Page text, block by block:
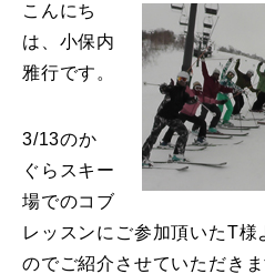
宮城山形
岩手高原
白馬五竜FA
レッスンテーマから選ぶ
初級1
こんにち
は、小保内
雅行です。
3/13のか
ぐらスキー
場でのコブ
レッスンにご参加頂いたT様
のでご紹介させていただきま